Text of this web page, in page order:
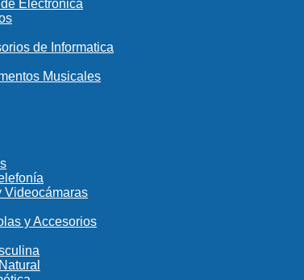
Electronica
de Informatica
Musicales
Videocámaras
y Accesorios